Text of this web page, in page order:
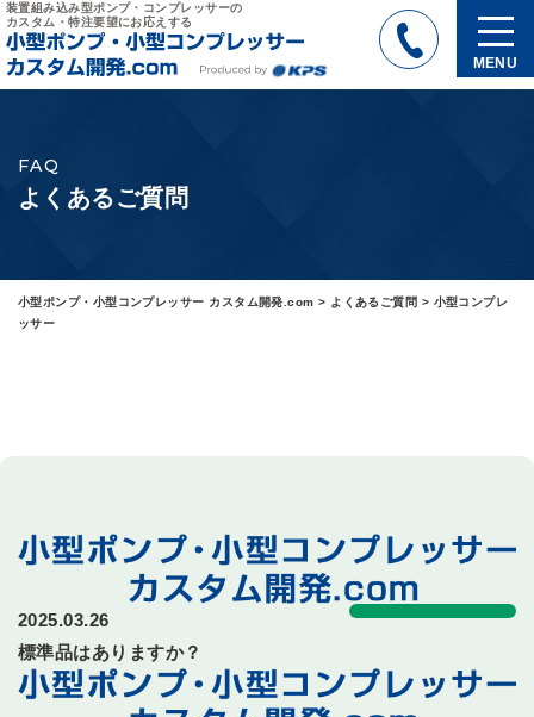
装置組み込み型ポンプ・コンプレッサーの
カスタム・特注要望にお応えする
MENU
FAQ
よくあるご質問
小型ポンプ・小型コンプレッサー カスタム開発.com > よくあるご質問 > 小型コンプレ
ッサー
2025.03.26
標準品はありますか？